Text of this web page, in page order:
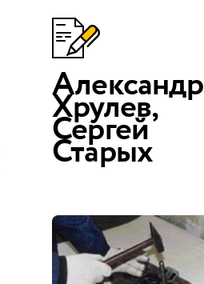
Александр
Хрулев,
Сергей
Старых